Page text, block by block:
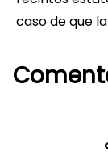
caso de que